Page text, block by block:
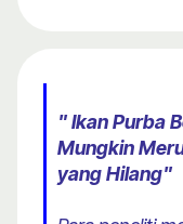
" Ikan Purba
Mungkin
yang Hilang"